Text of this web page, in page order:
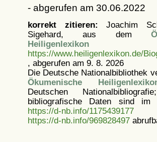
- abgerufen am 30.06.2022
korrekt zitieren: Joachim
Sigehard, aus dem
Heiligenlexikon
https://www.heiligenlexikon.de/
, abgerufen am 9. 8. 2026
Die Deutsche Nationalbibliothek
Ökumenische
Deutschen
bibliografische Daten sind im
https://d-nb.info/1175439177
https://d-nb.info/969828497